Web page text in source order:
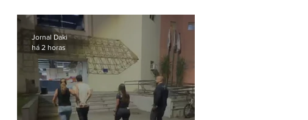
Bolsonaro em Botafogo
Jornal Daki
há 2 horas